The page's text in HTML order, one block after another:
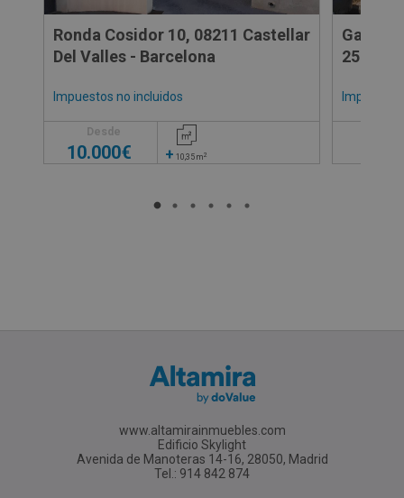
Ronda Cosidor 10, 08211 Castellar
Del Valles - Barcelona
Impuestos no incluidos
Desde
10.000€ + 10,35m2
Garaje
25
www.altamirainmuebles.com
Edificio Skylight
Avenida de Manoteras 14-16, 28050, Madrid
Tel.: 914 842 874